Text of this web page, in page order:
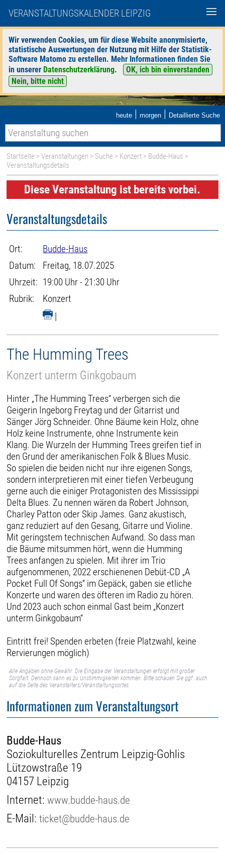
VERANSTALTUNGSKALENDER LEIPZIG
Wir verwenden Cookies, um für diese Website anonymisierte,
statistische Auswertungen der Nutzung mit Hilfe der Statistik-
Software Matomo zu erstellen. Mehr Informationen finden Sie
in unserer Datenschutzerklärung.
OK, ich bin einverstanden
Nein, bitte nicht
heute | morgen | Detaillierte Suche
Startseite >Veranstaltungen > Suche > Konzert > Budde-Haus >
Veranstaltungsdetails
Diese Veranstaltung ist bereits vorbei.
Veranstaltungsdetails
Ort:
Budde-Haus
Datum:
Freitag, 18.07.2025
Uhrzeit: 19:00 Uhr - 21:30 Uhr
Rubrik:
Konzert
|
The Humming Trees
Konzert unterm Ginkgobaum
Hinter „The Humming Trees“ verbergen sich die
Geigerin Ingeborg Freytag und der Gitarrist und
Sänger Jörg Schneider. Ohne Bäume kein Holz, ohne
Holz keine Instrumente, ohne Instrumente kein
Klang. Die Wurzeln der Humming Trees greifen tief in
den Grund der amerikanischen Folk & Blues Music.
So spielen die beiden nicht nur ihre eigenen Songs,
sondern interpretieren mit einer tiefen Verbeugung
gerne auch die einiger Protagonisten des Mississippi
Delta Blues. Zu nennen wären da Robert Johnson,
Charley Patton oder Skip James. Ganz akustisch,
ganz reduziert auf den Gesang, Gitarre und Violine.
Mit geringstem technischen Aufwand. So dass man
die Bäume mitsummen hört, wenn die Humming
Trees anfangen zu spielen. Mit ihrer im Trio
aufgenommenen, 2022 erschienenen Debüt-CD „A
Pocket Full Of Songs“ im Gepäck, gaben sie etliche
Konzerte und waren des öfteren im Radio zu hören.
Und 2023 auch schon einmal Gast beim „Konzert
unterm Ginkgobaum“
Eintritt frei! Spenden erbeten (freie Platzwahl, keine
Rervierungen möglich)
Alle Angaben ohne Gewähr. Die Eingabe der Veranstaltungen erfolgt mit großer
Sorgfalt. Dennoch kann es zu Unstimmigkeiten kommen. Bitte schauen Sie ggf. auch
auf die Seite des Veranstalters/Veranstaltungsortes.
Informationen zum Veranstaltungsort
Budde-Haus
Soziokulturelles Zentrum Leipzig-Gohlis
Lützowstraße 19
04157 Leipzig
Internet:www.budde-haus.de
E-Mail:ticket@budde-haus.de